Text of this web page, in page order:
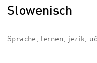
Slowenisch
Sprache, lernen, jezik,